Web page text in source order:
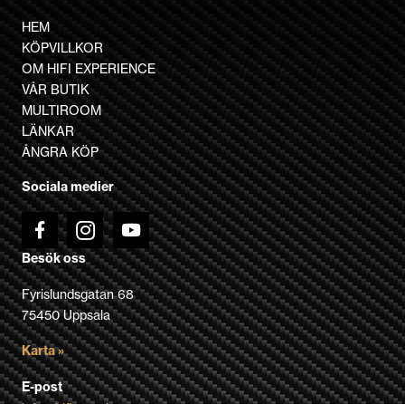
varianter.
De
olika
alternativen
kan
väljas
på
produktsidan
HEM
KÖPVILLKOR
OM HIFI EXPERIENCE
VÅR BUTIK
MULTIROOM
LÄNKAR
ÅNGRA KÖP
Sociala medier
Besök oss
Fyrislundsgatan 68
75450 Uppsala
Karta »
E-post